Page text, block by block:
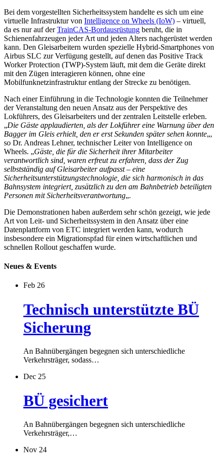
Bei dem vorgestellten Sicherheitssystem handelte es sich um eine
virtuelle Infrastruktur von Intelligence on Wheels (IoW) – virtuell,
da es nur auf derTrainCAS-Bordausrüstung beruht, die in
Schienenfahrzeugen jeder Art und jeden Alters nachgerüstet werden
kann. Den Gleisarbeitern wurden spezielle Hybrid-Smartphones von
Airbus SLC zur Verfügung gestellt, auf denen das Positive Track
Worker Protection (TWP)-System läuft, mit dem die Geräte direkt
mit den Zügen interagieren können, ohne eine
Mobilfunknetzinfrastruktur entlang der Strecke zu benötigen.
Nach einer Einführung in die Technologie konnten die Teilnehmer
der Veranstaltung den neuen Ansatz aus der Perspektive des
Lokführers, des Gleisarbeiters und der zentralen Leitstelle erleben.
„Die Gäste applaudierten, als der Lokführer eine Warnung über den
Bagger im Gleis erhielt, den er erst Sekunden später sehen konnte„,
so Dr. Andreas Lehner, technischer Leiter von Intelligence on
Wheels. „Gäste, die für die Sicherheit ihrer Mitarbeiter
verantwortlich sind, waren erfreut zu erfahren, dass der Zug
selbstständig auf Gleisarbeiter aufpasst – eine
Sicherheitsunterstützungstechnologie, die sich harmonisch in das
Bahnsystem integriert, zusätzlich zu den am Bahnbetrieb beteiligten
Personen mit Sicherheitsverantwortung„.
Die Demonstrationen haben außerdem sehr schön gezeigt, wie jede
Art von Leit- und Sicherheitssystem in den Ansatz über eine
Datenplattform von ETC integriert werden kann, wodurch
insbesondere ein Migrationspfad für einen wirtschaftlichen und
schnellen Rollout geschaffen wurde.
Neues & Events
Feb 26
Technisch unterstützte BÜ
Sicherung
An Bahnübergängen begegnen sich unterschiedliche
Verkehrsträger, sodass…
Dec 25
BÜ gesichert
An Bahnübergängen begegnen sich unterschiedliche
Verkehrsträger,…
Nov 24